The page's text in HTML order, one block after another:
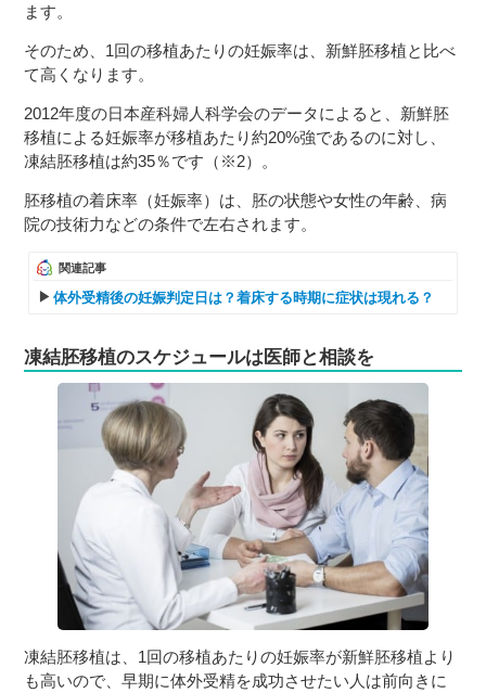
ます。
そのため、1回の移植あたりの妊娠率は、新鮮胚移植と比べ
て高くなります。
2012年度の日本産科婦人科学会のデータによると、新鮮胚
移植による妊娠率が移植あたり約20%強であるのに対し、
凍結胚移植は約35％です（※2）。
胚移植の着床率（妊娠率）は、胚の状態や女性の年齢、病
院の技術力などの条件で左右されます。
関連記事
体外受精後の妊娠判定日は？着床する時期に症状は現れる？
凍結胚移植のスケジュールは医師と相談を
凍結胚移植は、1回の移植あたりの妊娠率が新鮮胚移植より
も高いので、早期に体外受精を成功させたい人は前向きに